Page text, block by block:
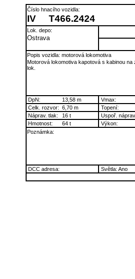
Číslo hnacího vozidla:
IV T466.2424
Lok. depo:
Ostrava
Popis vozidla: motorová lokomotiva
Motorová lokomotiva kapotová s kabinou na
lok.
DpN: 13,58 m
Vmax:
Celk. rozvor: 6,70 m
Topení:
Náprav. tlak:
16 t
Uspoř.
Hmotnost:
64 t
Výkon:
Poznámka:
DCC adresa: Světla: Ano